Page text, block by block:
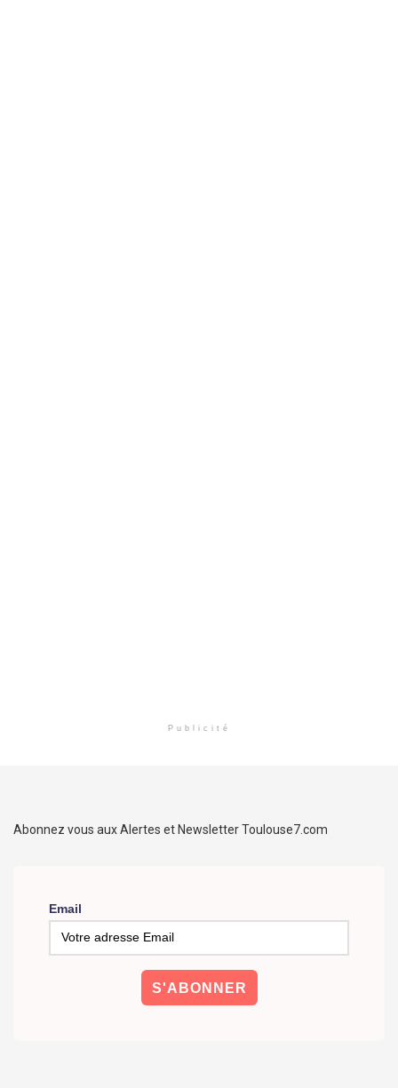
Publicité
Abonnez vous aux Alertes et Newsletter Toulouse7.com
Email